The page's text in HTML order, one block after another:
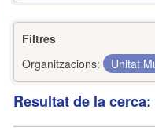
Filtres
Organitzacions:
Unitat
Resultat de la